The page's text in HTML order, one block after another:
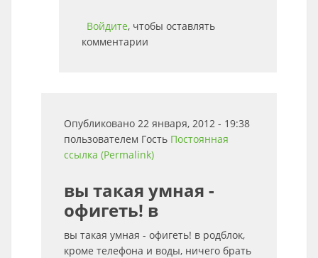
Войдите, чтобы оставлять
комментарии
Опубликовано 22 января, 2012 - 19:38
пользователем Гость Постоянная
ссылка (Permalink)
вы такая умная -
офигеть! в
вы такая умная - офигеть! в родблок,
кроме телефона и воды, ничего брать